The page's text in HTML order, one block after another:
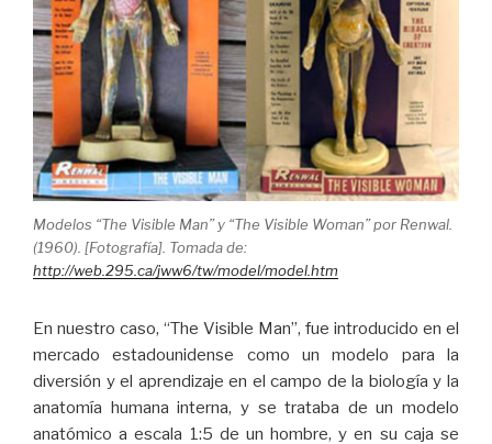
Modelos “The Visible Man” y “The Visible Woman” por Renwal.
(1960). [Fotografía]. Tomada de:
http://web.295.ca/jww6/tw/model/model.htm
En nuestro caso, “The Visible Man”, fue introducido en el
mercado estadounidense como un modelo para la
diversión y el aprendizaje en el campo de la biología y la
anatomía humana interna, y se trataba de un modelo
anatómico a escala 1:5 de un hombre, y en su caja se